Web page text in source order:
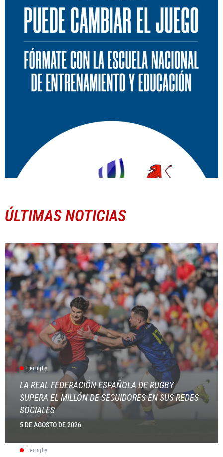
ÚLTIMAS NOTICIAS
Ferugby
LA REAL FEDERACIÓN ESPAÑOLA DE RUGBY
SUPERA EL MILLÓN DE SEGUIDORES EN SUS REDES
SOCIALES
5 DE AGOSTO DE 2026
Ferugby